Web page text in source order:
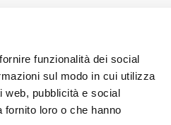
funzionalità dei social
sul modo in cui utilizza
web, pubblicità e social
fornito loro o che hanno
stare bene dove si vive
anche il
gli appartamenti di questo